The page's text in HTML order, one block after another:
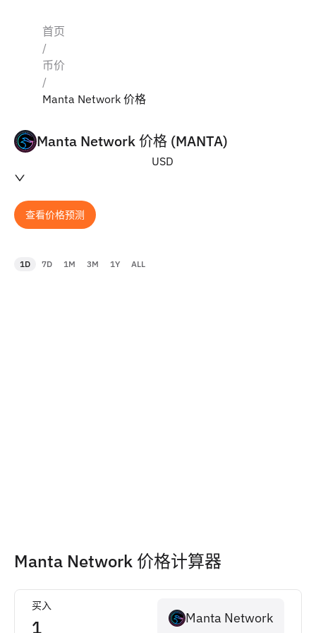
首页
/
币价
/
Manta Network 价格
Manta Network 价格 (MANTA)
USD
查看价格预测
1D 7D 1M 3M 1Y ALL
Manta Network 价格计算器
买入
Manta Network